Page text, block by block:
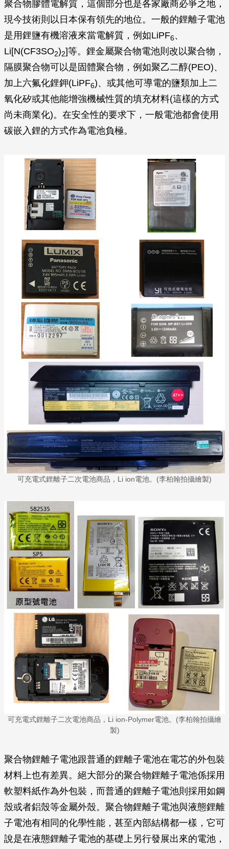
聚合物膠體電解質，這個部分也是各家廠商必爭之地，
現今技術則以日本保有領先的地位。一般的鋰離子電池
是用鋰鹽有機溶液來當電解質，例如LiPF6、
Li[N(CF3SO2)2]等。鋰金屬聚合物電池則改以聚合物，
隔膜聚合物可以是固體聚合物，例如聚乙二醇(PEO)、
加上六氟化鋰鉀(LiPF6)、或其他可導電的鹽類加上二
氧化矽或其他能增強機械性質的填充材料(這樣的方式
尚未商業化)。在安全性的要求下，一般電池都會使用
碳嵌入鋰的方式作為電池負極。
可充電式鋰離子二次電池商品，Li ion電池。(李柏翰拍攝繪製)
可充電式鋰離子二次電池商品，Li ion-Polymer電池。(李柏翰拍攝繪
製)
聚合物鋰離子電池跟普通的鋰離子電池在電芯的外包裝
材料上也有差異。絕大部分的聚合物鋰離子電池係採用
軟塑料紙作為外包裝，而普通的鋰離子電池則採用如鋼
殼或者鋁殼等金屬外殼。聚合物鋰離子電池與液態鋰離
子電池有相同的化學性能，甚至內部結構都一樣，它可
說是在液態鋰離子電池的基礎上另行發展出來的電池，